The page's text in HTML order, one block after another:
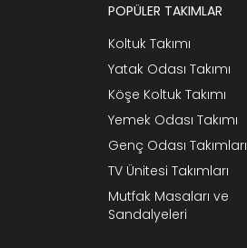
POPÜLER TAKIMLAR
Koltuk Takımı
Yatak Odası Takımı
Köşe Koltuk Takımı
Yemek Odası Takımı
Genç Odası Takımları
TV Ünitesi Takımları
Mutfak Masaları ve
Sandalyeleri